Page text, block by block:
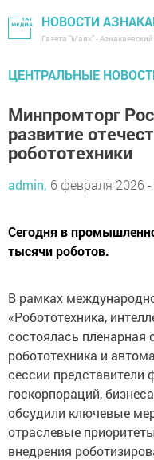
НОВОСТИ
Газета "Маяк" -
ЦЕНТРАЛЬНЫЕ
Минпромторг
развитие
робототехники
admin, 6 февраля 2026 -
Сегодня в
тысячи роботов.
В рамках
«Робототехника,
состоялась
робототехника и
сессии представители
госкорпораций,
обсудили ключевые
отраслевые
внедрения